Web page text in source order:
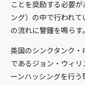
ことを奨励する必要
ング）の中で行われて
の流れに警鐘を鳴らす。
英国のシンクタンク
であるジョン・ウィ
ーンハッシングを行